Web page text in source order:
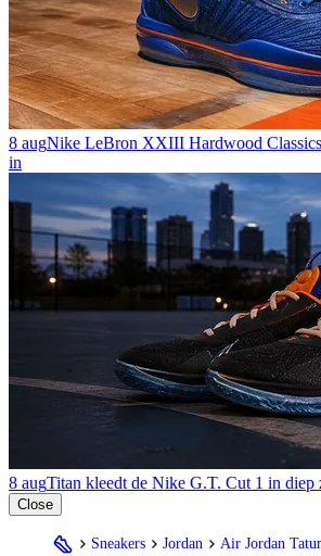
8 augNike LeBron XXIII Hardwood
in
8 augTitan kleedt de Nike G.T. Cut 1 in diep
Close
Sneakers Jordan Air Jordan